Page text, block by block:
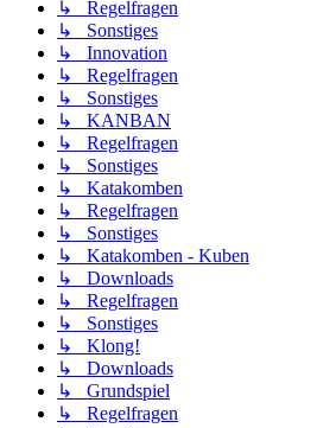
↳ Regelfragen
↳ Sonstiges
↳ Innovation
↳ Regelfragen
↳ Sonstiges
↳ KANBAN
↳ Regelfragen
↳ Sonstiges
↳ Katakomben
↳ Regelfragen
↳ Sonstiges
↳ Katakomben - Kuben
↳ Downloads
↳ Regelfragen
↳ Sonstiges
↳ Klong!
↳ Downloads
↳ Grundspiel
↳ Regelfragen